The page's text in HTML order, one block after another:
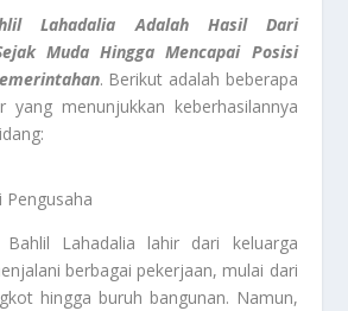
Lahadalia Adalah Hasil Dari
Muda Hingga Mencapai Posisi
. Berikut adalah beberapa
yang menunjukkan keberhasilannya
Pengusaha
Bahlil Lahadalia lahir dari keluarga
berbagai pekerjaan, mulai dari
hingga buruh bangunan. Namun,